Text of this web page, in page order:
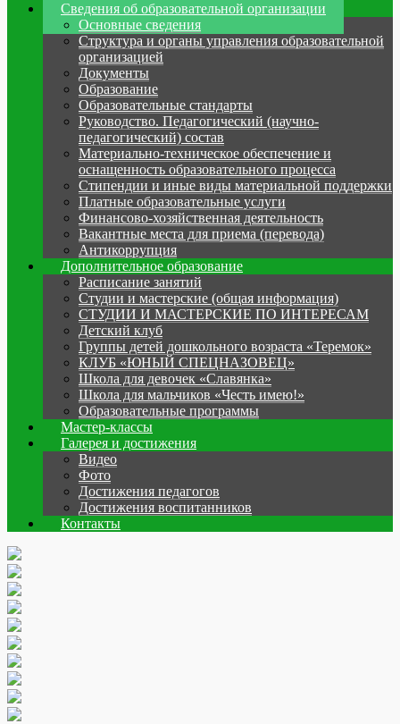
Сведения об образовательной организации
Основные сведения
Структура и органы управления образовательной
организацией
Документы
Образование
Образовательные стандарты
Руководство. Педагогический (научно-
педагогический) состав
Материально-техническое обеспечение и
оснащенность образовательного процесса
Стипендии и иные виды материальной поддержки
Платные образовательные услуги
Финансово-хозяйственная деятельность
Вакантные места для приема (перевода)
Антикоррупция
Дополнительное образование
Расписание занятий
Студии и мастерские (общая информация)
СТУДИИ И МАСТЕРСКИЕ ПО ИНТЕРЕСАМ
Детский клуб
Группы детей дошкольного возраста «Теремок»
КЛУБ «ЮНЫЙ СПЕЦНАЗОВЕЦ»
Школа для девочек «Славянка»
Школа для мальчиков «Честь имею!»
Образовательные программы
Мастер-классы
Галерея и достижения
Видео
Фото
Достижения педагогов
Достижения воспитанников
Контакты